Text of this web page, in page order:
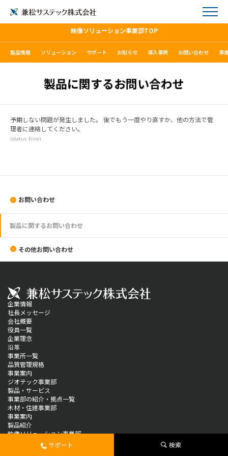
映像ソリューション事業部TOP
製品情報 ソリューション サポート お知らせ 導入事例 お問い合わせ 事
製品に関するお問い合わせ
予期しない問題が発生しました。 後でもう一度やり直すか、他の方法で管
理者に連絡してください。
(status: Error)
お問い合わせ
製品に関するお問い合わせ
その他お問い合わせ
企業情報
社長メッセージ
会社概要
役員一覧
企業理念
沿革
事業所一覧
品質管理規格
事業案内
ジオテック事業部
製品・サービス
事業部の紹介・拠点一覧
木材・住建事業部
事業案内
製品紹介
映像ソリューション事業部
ソリューション
サポート 検索